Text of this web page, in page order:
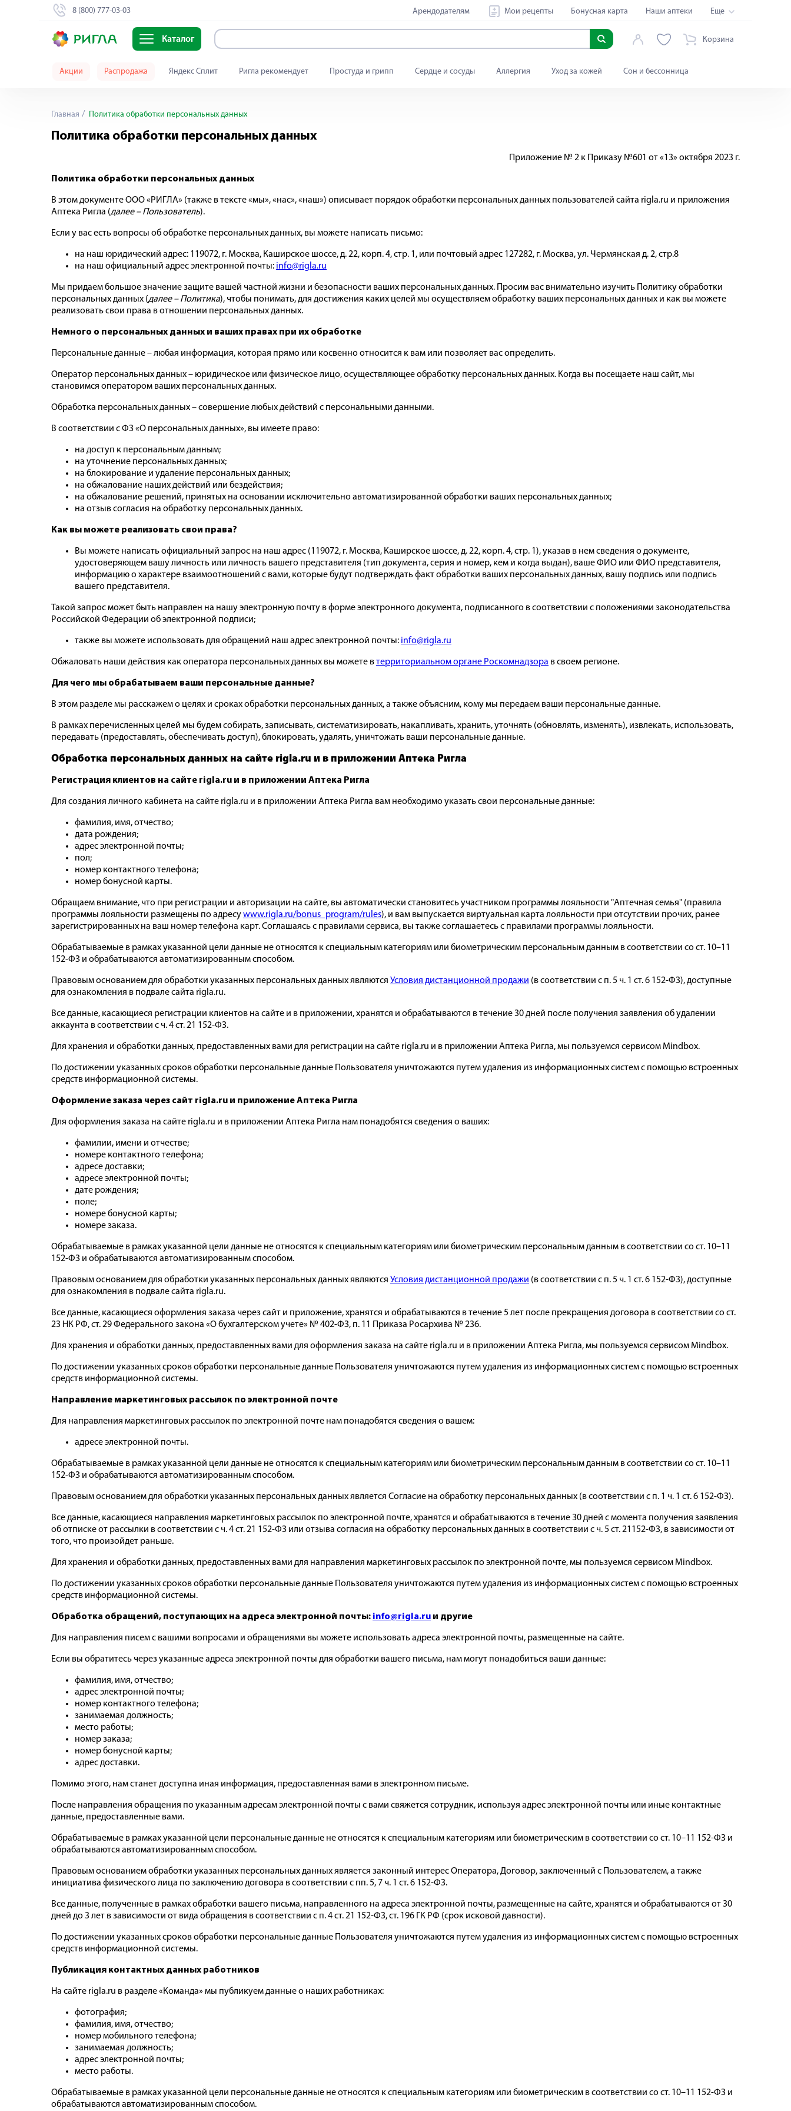
8 (800) 777-03-03 Арендодателям Мои рецепты Бонусная карта Наши аптеки Еще
Каталог Корзина
Акции Распродажа Яндекс Сплит Ригла рекомендует Простуда и грипп Сердце и сосуды Аллергия Уход за кожей Сон и бессонница
Главная Политика обработки персональных данных
Политика обработки персональных данных
Приложение № 2 к Приказу №601 от «13» октября 2023 г.
Политика обработки персональных данных
В этом документе ООО «РИГЛА» (также в тексте «мы», «нас», «наш») описывает порядок обработки персональных данных пользователей сайта rigla.ru и приложения
Аптека Ригла (далее – Пользователь).
Если у вас есть вопросы об обработке персональных данных, вы можете написать письмо:
на наш юридический адрес: 119072, г. Москва, Каширское шоссе, д. 22, корп. 4, стр. 1, или почтовый адрес 127282, г. Москва, ул. Чермянская д. 2, стр.8
на наш официальный адрес электронной почты: info@rigla.ru
Мы придаем большое значение защите вашей частной жизни и безопасности ваших персональных данных. Просим вас внимательно изучить Политику обработки
персональных данных (далее – Политика), чтобы понимать, для достижения каких целей мы осуществляем обработку ваших персональных данных и как вы можете
реализовать свои права в отношении персональных данных.
Немного о персональных данных и ваших правах при их обработке
Персональные данные – любая информация, которая прямо или косвенно относится к вам или позволяет вас определить.
Оператор персональных данных – юридическое или физическое лицо, осуществляющее обработку персональных данных. Когда вы посещаете наш сайт, мы
становимся оператором ваших персональных данных.
Обработка персональных данных – совершение любых действий с персональными данными.
В соответствии с ФЗ «О персональных данных», вы имеете право:
на доступ к персональным данным;
на уточнение персональных данных;
на блокирование и удаление персональных данных;
на обжалование наших действий или бездействия;
на обжалование решений, принятых на основании исключительно автоматизированной обработки ваших персональных данных;
на отзыв согласия на обработку персональных данных.
Как вы можете реализовать свои права?
Вы можете написать официальный запрос на наш адрес (119072, г. Москва, Каширское шоссе, д. 22, корп. 4, стр. 1), указав в нем сведения о документе,
удостоверяющем вашу личность или личность вашего представителя (тип документа, серия и номер, кем и когда выдан), ваше ФИО или ФИО представителя,
информацию о характере взаимоотношений с вами, которые будут подтверждать факт обработки ваших персональных данных, вашу подпись или подпись
вашего представителя.
Такой запрос может быть направлен на нашу электронную почту в форме электронного документа, подписанного в соответствии с положениями законодательства
Российской Федерации об электронной подписи;
также вы можете использовать для обращений наш адрес электронной почты: info@rigla.ru
Обжаловать наши действия как оператора персональных данных вы можете втерриториальном органе Роскомнадзора в своем регионе.
Для чего мы обрабатываем ваши персональные данные?
В этом разделе мы расскажем о целях и сроках обработки персональных данных, а также объясним, кому мы передаем ваши персональные данные.
В рамках перечисленных целей мы будем собирать, записывать, систематизировать, накапливать, хранить, уточнять (обновлять, изменять), извлекать, использовать,
передавать (предоставлять, обеспечивать доступ), блокировать, удалять, уничтожать ваши персональные данные.
Обработка персональных данных на сайте rigla.ru и в приложении Аптека Ригла
Регистрация клиентов на сайте rigla.ru и в приложении Аптека Ригла
Для создания личного кабинета на сайте rigla.ru и в приложении Аптека Ригла вам необходимо указать свои персональные данные:
фамилия, имя, отчество;
дата рождения;
адрес электронной почты;
пол;
номер контактного телефона;
номер бонусной карты.
Обращаем внимание, что при регистрации и авторизации на сайте, вы автоматически становитесь участником программы лояльности "Аптечная семья" (правила
программы лояльности размещены по адресуwww.rigla.ru/bonus_program/rules), и вам выпускается виртуальная карта лояльности при отсутствии прочих, ранее
зарегистрированных на ваш номер телефона карт. Соглашаясь с правилами сервиса, вы также соглашаетесь с правилами программы лояльности.
Обрабатываемые в рамках указанной цели данные не относятся к специальным категориям или биометрическим персональным данным в соответствии со ст. 10–11
152-ФЗ и обрабатываются автоматизированным способом.
Правовым основанием для обработки указанных персональных данных являются Условия дистанционной продажи (в соответствии с п. 5 ч. 1 ст. 6 152-ФЗ), доступные
для ознакомления в подвале сайта rigla.ru.
Все данные, касающиеся регистрации клиентов на сайте и в приложении, хранятся и обрабатываются в течение 30 дней после получения заявления об удалении
аккаунта в соответствии с ч. 4 ст. 21 152-ФЗ.
Для хранения и обработки данных, предоставленных вами для регистрации на сайте rigla.ru и в приложении Аптека Ригла, мы пользуемся сервисом Mindbox.
По достижении указанных сроков обработки персональные данные Пользователя уничтожаются путем удаления из информационных систем с помощью встроенных
средств информационной системы.
Оформление заказа через сайт rigla.ru и приложение Аптека Ригла
Для оформления заказа на сайте rigla.ru и в приложении Аптека Ригла нам понадобятся сведения о ваших:
фамилии, имени и отчестве;
номере контактного телефона;
адресе доставки;
адресе электронной почты;
дате рождения;
поле;
номере бонусной карты;
номере заказа.
Обрабатываемые в рамках указанной цели данные не относятся к специальным категориям или биометрическим персональным данным в соответствии со ст. 10–11
152-ФЗ и обрабатываются автоматизированным способом.
Правовым основанием для обработки указанных персональных данных являются Условия дистанционной продажи (в соответствии с п. 5 ч. 1 ст. 6 152-ФЗ), доступные
для ознакомления в подвале сайта rigla.ru.
Все данные, касающиеся оформления заказа через сайт и приложение, хранятся и обрабатываются в течение 5 лет после прекращения договора в соответствии со ст.
23 НК РФ, ст. 29 Федерального закона «О бухгалтерском учете» № 402-ФЗ, п. 11 Приказа Росархива № 236.
Для хранения и обработки данных, предоставленных вами для оформления заказа на сайте rigla.ru и в приложении Аптека Ригла, мы пользуемся сервисом Mindbox.
По достижении указанных сроков обработки персональные данные Пользователя уничтожаются путем удаления из информационных систем с помощью встроенных
средств информационной системы.
Направление маркетинговых рассылок по электронной почте
Для направления маркетинговых рассылок по электронной почте нам понадобятся сведения о вашем:
адресе электронной почты.
Обрабатываемые в рамках указанной цели данные не относятся к специальным категориям или биометрическим персональным данным в соответствии со ст. 10–11
152-ФЗ и обрабатываются автоматизированным способом.
Правовым основанием для обработки указанных персональных данных является Согласие на обработку персональных данных (в соответствии с п. 1 ч. 1 ст. 6 152-ФЗ).
Все данные, касающиеся направления маркетинговых рассылок по электронной почте, хранятся и обрабатываются в течение 30 дней с момента получения заявления
об отписке от рассылки в соответствии с ч. 4 ст. 21 152-ФЗ или отзыва согласия на обработку персональных данных в соответствии с ч. 5 ст. 21152-ФЗ, в зависимости от
того, что произойдет раньше.
Для хранения и обработки данных, предоставленных вами для направления маркетинговых рассылок по электронной почте, мы пользуемся сервисом Mindbox.
По достижении указанных сроков обработки персональные данные Пользователя уничтожаются путем удаления из информационных систем с помощью встроенных
средств информационной системы.
Обработка обращений, поступающих на адреса электронной почты: info@rigla.ru и другие
Для направления писем с вашими вопросами и обращениями вы можете использовать адреса электронной почты, размещенные на сайте.
Если вы обратитесь через указанные адреса электронной почты для обработки вашего письма, нам могут понадобиться ваши данные:
фамилия, имя, отчество;
адрес электронной почты;
номер контактного телефона;
занимаемая должность;
место работы;
номер заказа;
номер бонусной карты;
адрес доставки.
Помимо этого, нам станет доступна иная информация, предоставленная вами в электронном письме.
После направления обращения по указанным адресам электронной почты с вами свяжется сотрудник, используя адрес электронной почты или иные контактные
данные, предоставленные вами.
Обрабатываемые в рамках указанной цели персональные данные не относятся к специальным категориям или биометрическим в соответствии со ст. 10–11 152-ФЗ и
обрабатываются автоматизированным способом.
Правовым основанием обработки указанных персональных данных является законный интерес Оператора, Договор, заключенный с Пользователем, а также
инициатива физического лица по заключению договора в соответствии с пп. 5, 7 ч. 1 ст. 6 152-ФЗ.
Все данные, полученные в рамках обработки вашего письма, направленного на адреса электронной почты, размещенные на сайте, хранятся и обрабатываются от 30
дней до 3 лет в зависимости от вида обращения в соответствии с п. 4 ст. 21 152-ФЗ, ст. 196 ГК РФ (срок исковой давности).
По достижении указанных сроков обработки персональные данные Пользователя уничтожаются путем удаления из информационных систем с помощью встроенных
средств информационной системы.
Публикация контактных данных работников
На сайте rigla.ru в разделе «Команда» мы публикуем данные о наших работниках:
фотография;
фамилия, имя, отчество;
номер мобильного телефона;
занимаемая должность;
адрес электронной почты;
место работы.
Обрабатываемые в рамках указанной цели персональные данные не относятся к специальным категориям или биометрическим в соответствии со ст. 10–11 152-ФЗ и
обрабатываются автоматизированным способом.